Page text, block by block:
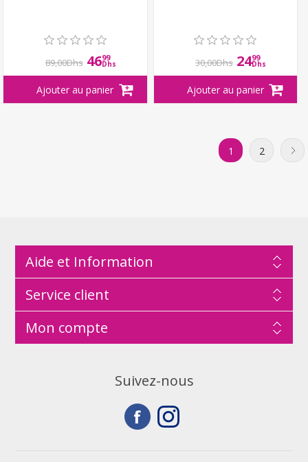
89,00Dhs 4699
Dhs 30,00Dhs 2499
Dhs
1 2
Aide et Information
Service client
Mon compte
Suivez-nous